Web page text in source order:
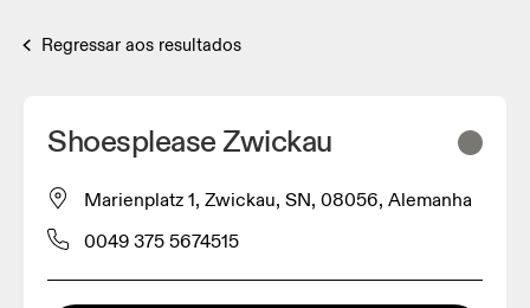
Regressar aos resultados
Shoesplease Zwickau
Marienplatz 1, Zwickau, SN, 08056, Alemanha
0049 375 5674515